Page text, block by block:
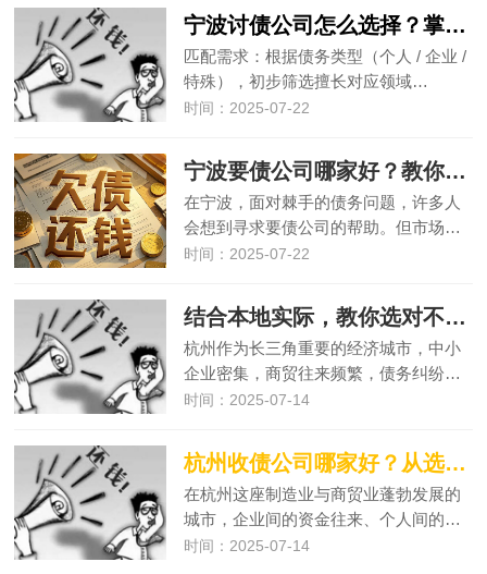
宁波讨债公司怎么选择？掌握这几步避开陷阱选对伙伴
匹配需求：根据债务类型（个人 / 企业 /
特殊），初步筛选擅长对应领域…
时间：2025-07-22
宁波要债公司哪家好？教你如何选择正规可靠的服务机构
在宁波，面对棘手的债务问题，许多人
会想到寻求要债公司的帮助。但市场…
时间：2025-07-22
结合本地实际，教你选对不踩坑
杭州作为长三角重要的经济城市，中小
企业密集，商贸往来频繁，债务纠纷…
时间：2025-07-14
杭州收债公司哪家好？从选择困惑到靠谱答案的实用指南
在杭州这座制造业与商贸业蓬勃发展的
城市，企业间的资金往来、个人间的…
时间：2025-07-14